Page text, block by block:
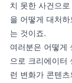
치 못한 사건으
을 어떻게 대처
는 것이죠.
여러분은 어떻게
으로 크리에이터
런 변화가 콘텐